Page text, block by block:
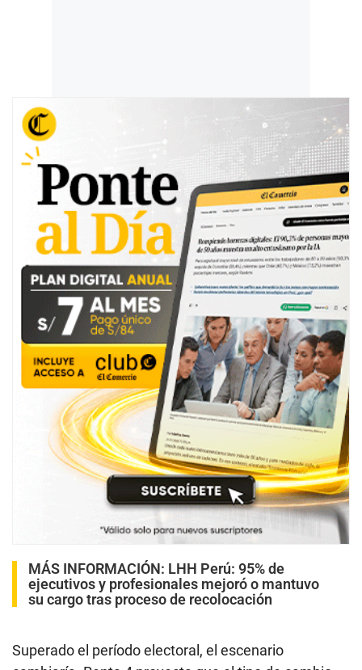
MÁS INFORMACIÓN: LHH Perú: 95% de
ejecutivos y profesionales mejoró o mantuvo
su cargo tras proceso de recolocación
Superado el período electoral, el escenario